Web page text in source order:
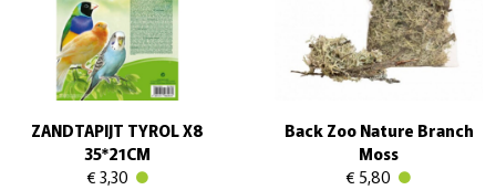
ZANDTAPIJT TYROL X8
35*21CM
€ 3,30
Back Zoo Nature Branch
Moss
€ 5,80